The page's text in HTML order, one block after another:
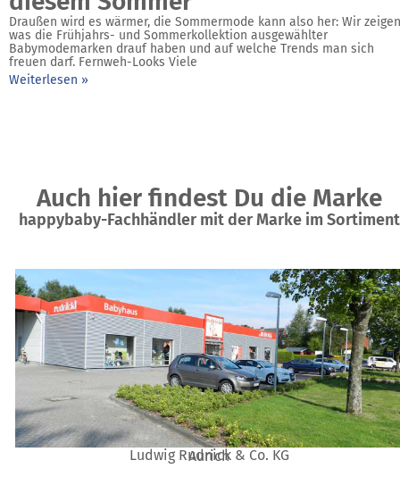
Draußen wird es wärmer, die Sommermode kann also her: Wir
was die Frühjahrs- und Sommerkollektion ausgewählter
Babymodemarken drauf haben und auf welche Trends man sich
freuen darf. Fernweh-Looks Viele
Weiterlesen »
Auch hier findest Du die Marke
happybaby-Fachhändler mit der Marke im Sortiment
Aurich
Ludwig Rudnick & Co. KG